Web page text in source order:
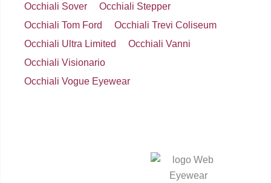
Occhiali Sover
Occhiali Stepper
Occhiali Tom Ford
Occhiali Trevi Coliseum
Occhiali Ultra Limited
Occhiali Vanni
Occhiali Visionario
Occhiali Vogue Eyewear